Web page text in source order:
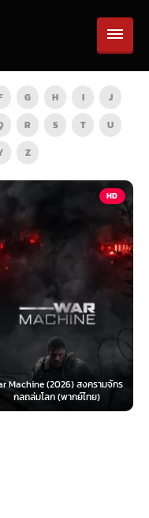
G H I
J
R S T
U
Z
งครามจักร
ย์ไทย)
Looney Tunes